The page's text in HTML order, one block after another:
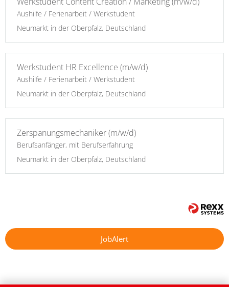
Aushilfe / Ferienarbeit / Werkstudent
Neumarkt in der Oberpfalz, Deutschland
Werkstudent HR Excellence (m/w/d)
Aushilfe / Ferienarbeit / Werkstudent
Neumarkt in der Oberpfalz, Deutschland
Zerspanungsmechaniker (m/w/d)
Berufsanfänger, mit Berufserfahrung
Neumarkt in der Oberpfalz, Deutschland
JobAlert